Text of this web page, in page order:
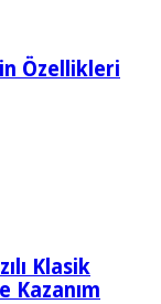
Özellikleri
Klasik
Kazanım